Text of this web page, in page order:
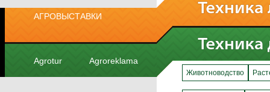
АГРОВЫСТАВКИ
Agrotur Agroreklama
Животноводство